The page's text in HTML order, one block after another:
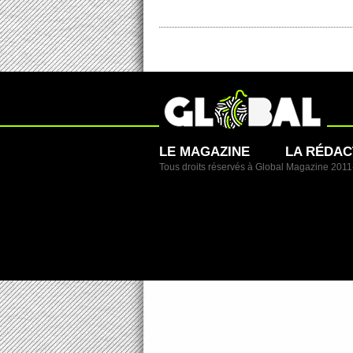
LE MAGAZINE LA
Tous droits réservés à Global Magazine